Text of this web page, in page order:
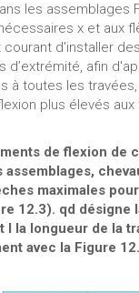
les assemblages
x et aux
courant d'installer
d’extrémité, afin
à toutes les
plus élevés aux
de flexion de
assemblages,
maximales
12.3). qd désigne
l la longueur de la
avec la Figure